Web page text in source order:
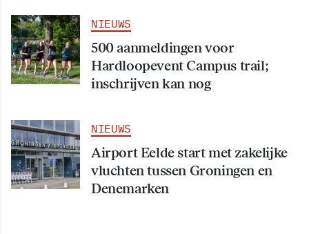
NIEUWS
500 aanmeldingen voor
Hardloopevent Campus trail;
inschrijven kan nog
NIEUWS
Airport Eelde start met zakelijke
vluchten tussen Groningen en
Denemarken